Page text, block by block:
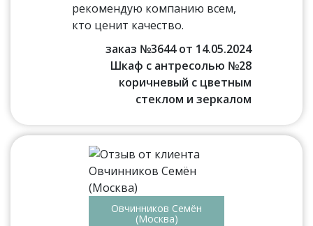
рекомендую компанию всем,
кто ценит качество.
заказ №3644 от 14.05.2024
Шкаф с антресолью №28
коричневый с цветным
стеклом и зеркалом
Овчинников Семён
(Москва)